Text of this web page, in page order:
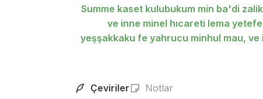
Summe kaset kulubukum min ba'di
ve inne minel hıcareti lema
yeşşakkaku fe yahrucu minhul mau,
Çeviriler Notlar